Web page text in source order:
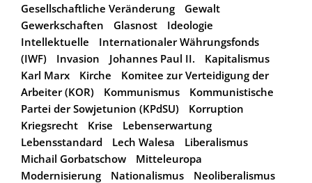
Gesellschaftliche Veränderung
Gewalt
Gewerkschaften
Glasnost
Ideologie
Intellektuelle
Internationaler Währungsfonds
(IWF)
Invasion Johannes Paul II.
Kapitalismus
Karl Marx
Kirche
Komitee zur Verteidigung der
Arbeiter (KOR)
Kommunismus
Kommunistische
Partei der Sowjetunion (KPdSU)
Korruption
Kriegsrecht
Krise
Lebenserwartung
Lebensstandard
Lech Walesa
Liberalismus
Michail Gorbatschow
Mitteleuropa
Modernisierung
Nationalismus
Neoliberalismus